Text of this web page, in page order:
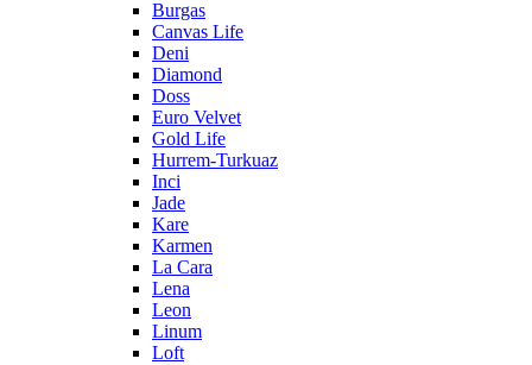
Burgas
Canvas Life
Deni
Diamond
Doss
Euro Velvet
Gold Life
Hurrem-Turkuaz
Inci
Jade
Kare
Karmen
La Cara
Lena
Leon
Linum
Loft